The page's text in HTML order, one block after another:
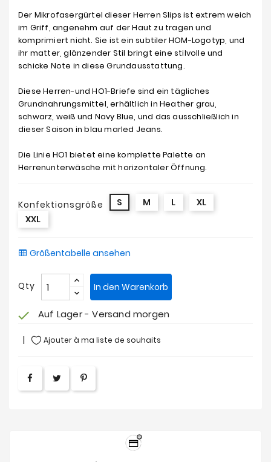
Der Mikrofasergürtel dieser Herren Slips ist extrem weich
im Griff, angenehm auf der Haut zu tragen und
komprimiert nicht. Sie ist ein subtiler HOM-Logotyp, und
ihr matter, glänzender Stil bringt eine stilvolle und
schicke Note in diese Grundausstattung.
Diese Herren-und HO1-Briefe sind ein tägliches
Grundnahrungsmittel, erhältlich in Heather grau,
schwarz, weiß und Navy Blue, und das ausschließlich in
dieser Saison in blau marled Jeans.
Die Linie HO1 bietet eine komplette Palette an
Herrenunterwäsche mit horizontaler Öffnung.
Konfektionsgröße S M L
XL
XXL
Größentabelle ansehen
Qty In den Warenkorb
check Auf Lager - Versand morgen
Ajouter à ma liste de souhaits